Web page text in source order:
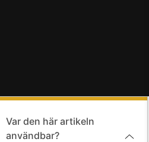
Var den här artikeln
användbar?